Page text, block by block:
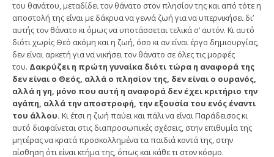
του θανάτου, μεταδίδει τον θάνατο στον πλησίον της και από τότε η
αποστολή της είναι με δάκρυα να γεννά ζωή για να υπερνικήσει δι’
αυτής τον θάνατο κι όμως να υποτάσσεται τελικά σ’ αυτόν. Κι αυτό
διότι χωρίς Θεό ακόμη και η ζωή, όσο κι αν είναι έργο δημιουργίας,
δεν είναι αρκετή για να νικήσει τον θάνατο σε όλες τις μορφές
του. Δακρύζει η πρώτη γυναίκα διότι τώρα η αναφορά της
δεν είναι ο Θεός, αλλά ο πλησίον της, δεν είναι ο ουρανός,
αλλά η γη, μόνο που αυτή η αναφορά δεν έχει κριτήριο την
αγάπη, αλλά την αποστροφή, την εξουσία του ενός έναντι
του άλλου. Κι έτσι η ζωή παύει και πάλι να είναι Παράδεισος κι
αυτό διαφαίνεται στις διαπροσωπικές σχέσεις, στην επιθυμία της
μητέρας να κρατά προσκολλημένα τα παιδιά κοντά της, στην
αίσθηση ότι είναι κτήμα της, όπως και κάθε τι στον κόσμο.